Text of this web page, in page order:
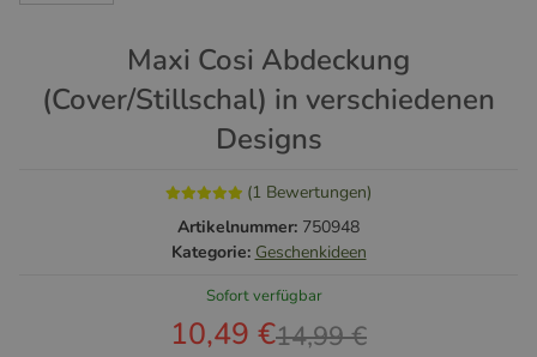
Maxi Cosi Abdeckung
(Cover/Stillschal) in verschiedenen
Designs
(1 Bewertungen)
Artikelnummer: 750948
Kategorie: Geschenkideen
Sofort verfügbar
10,49 €14,99 €